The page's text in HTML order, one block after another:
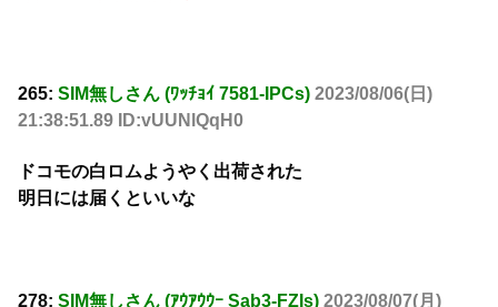
265: SIM無しさん (ﾜｯﾁｮｲ 7581-IPCs) 2023/08/06(日)
21:38:51.89 ID:vUUNlQqH0
ドコモの白ロムようやく出荷された
明日には届くといいな
278: SIM無しさん (ｱｳｱｳｳｰ Sab3-FZIs) 2023/08/07(月)